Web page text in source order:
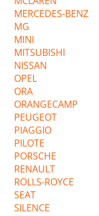
MERCEDES-BENZ
MG
MINI
MITSUBISHI
NISSAN
OPEL
ORA
ORANGECAMP
PEUGEOT
PIAGGIO
PILOTE
PORSCHE
RENAULT
ROLLS-ROYCE
SEAT
SILENCE